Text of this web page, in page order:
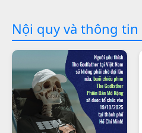
Nội quy và thông tin